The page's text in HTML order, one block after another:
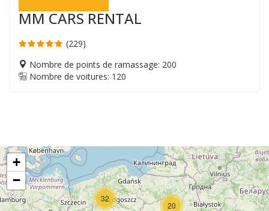
MM CARS RENTAL
(229)
Nombre de points de ramassage: 200
Nombre de voitures: 120
32
20
+
−